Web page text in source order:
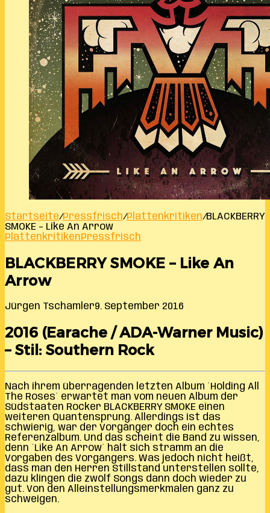
Startseite/Pressfrisch/Plattenkritiken/BLACKBERRY
SMOKE – Like An Arrow
PlattenkritikenPressfrisch
BLACKBERRY SMOKE – Like An
Arrow
Jürgen Tschamler9. September 2016
2016 (Earache / ADA-Warner Music)
– Stil: Southern Rock
Nach ihrem überragenden letzten Album `Holding All
The Roses` erwartet man vom neuen Album der
Südstaaten Rocker BLACKBERRY SMOKE einen
weiteren Quantensprung. Allerdings ist das
schwierig, war der Vorgänger doch ein echtes
Referenzalbum. Und das scheint die Band zu wissen,
denn `Like An Arrow` hält sich stramm an die
Vorgaben des Vorgängers. Was jedoch nicht heißt,
dass man den Herren Stillstand unterstellen sollte,
dazu klingen die zwölf Songs dann doch wieder zu
gut. Von den Alleinstellungsmerkmalen ganz zu
schweigen.